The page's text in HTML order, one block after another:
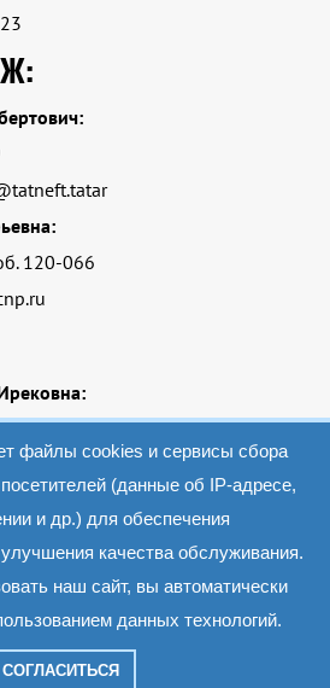
120-066
095 доб. 120-084
распространение (в том числе путем
без предварительного согласия
файлы cookies и сервисы сбора
(данные об IP-адресе,
и др.) для обеспечения
качества обслуживания.
наш сайт, вы автоматически
данных технологий.
СОГЛАСИТЬСЯ